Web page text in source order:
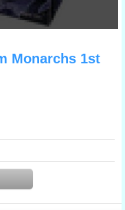
Monarchs 1st